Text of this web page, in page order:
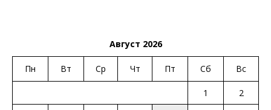
Август 2026
Пн Вт Ср Чт Пт Сб Вс
1
2